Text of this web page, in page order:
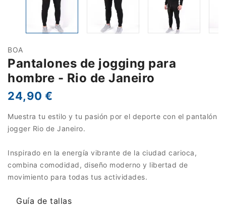
BOA
Pantalones de jogging para
hombre - Rio de Janeiro
24,90 €
Muestra tu estilo y tu pasión por el deporte con el pantalón
jogger Rio de Janeiro.
Inspirado en la energía vibrante de la ciudad carioca,
combina comodidad, diseño moderno y libertad de
movimiento para todas tus actividades.
Guía de tallas